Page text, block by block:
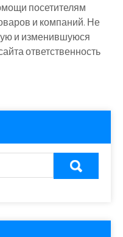
посетителям
и компаний. Не
и изменившуюся
ответственность